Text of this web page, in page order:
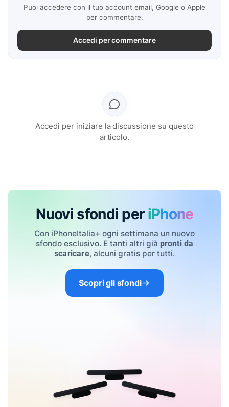
Puoi accedere con il tuo account email, Google o Apple
per commentare.
Accedi per commentare
Accedi per iniziare la discussione su questo
articolo.
Nuovi sfondi per iPhone
Con iPhoneItalia+ ogni settimana un nuovo
sfondo esclusivo. E tanti altri già pronti da
scaricare, alcuni gratis per tutti.
Scopri gli sfondi